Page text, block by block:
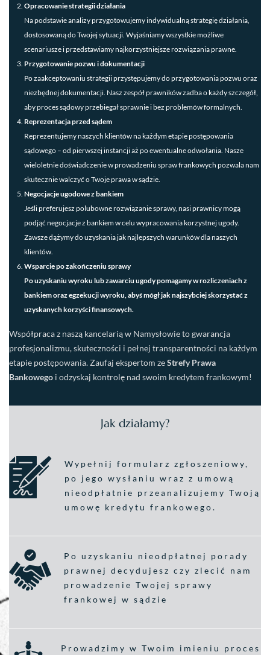
Opracowanie strategii działania
Na podstawie analizy przygotowujemy indywidualną strategię działania,
dostosowaną do Twojej sytuacji. Wyjaśniamy wszystkie możliwe
scenariusze i przedstawiamy najkorzystniejsze rozwiązania prawne.
Przygotowanie pozwu i dokumentacji
Po zaakceptowaniu strategii przystępujemy do przygotowania pozwu oraz
niezbędnej dokumentacji. Nasz zespół prawników zadba o każdy szczegół,
aby proces sądowy przebiegał sprawnie i bez problemów formalnych.
Reprezentacja przed sądem
Reprezentujemy naszych klientów na każdym etapie postępowania
sądowego – od pierwszej instancji aż po ewentualne odwołania. Nasze
wieloletnie doświadczenie w prowadzeniu spraw frankowych pozwala nam
skutecznie walczyć o Twoje prawa w sądzie.
Negocjacje ugodowe z bankiem
Jeśli preferujesz polubowne rozwiązanie sprawy, nasi prawnicy mogą
podjąć negocjacje z bankiem w celu wypracowania korzystnej ugody.
Zawsze dążymy do uzyskania jak najlepszych warunków dla naszych
klientów.
Wsparcie po zakończeniu sprawy
Po uzyskaniu wyroku lub zawarciu ugody pomagamy w rozliczeniach z
bankiem oraz egzekucji wyroku, abyś mógł jak najszybciej skorzystać z
uzyskanych korzyści finansowych.
Współpraca z naszą kancelarią w Namysłowie to gwarancja
profesjonalizmu, skuteczności i pełnej transparentności na każdym
etapie postępowania. Zaufaj ekspertom zeStrefy Prawa
Bankowego i odzyskaj kontrolę nad swoim kredytem frankowym!
Jak działamy?
Wypełnij formularz zgłoszeniowy,
po jego wysłaniu wraz z umową
nieodpłatnie przeanalizujemy Twoją
umowę kredytu frankowego.
Po uzyskaniu nieodpłatnej porady
prawnej decydujesz czy zlecić nam
prowadzenie Twojej sprawy
frankowej w sądzie
Prowadzimy w Twoim imieniu proces